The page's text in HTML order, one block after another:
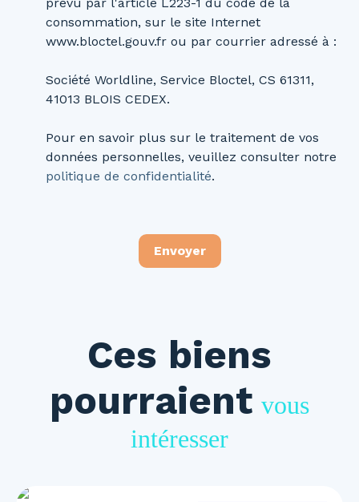
consommation, sur le site Internet
www.bloctel.gouv.fr ou par courrier adressé à :
Société Worldline, Service Bloctel, CS 61311,
41013 BLOIS CEDEX.
Pour en savoir plus sur le traitement de vos
données personnelles, veuillez consulter notre
politique de confidentialité.
Envoyer
Ces biens
pourraient vous
intéresser